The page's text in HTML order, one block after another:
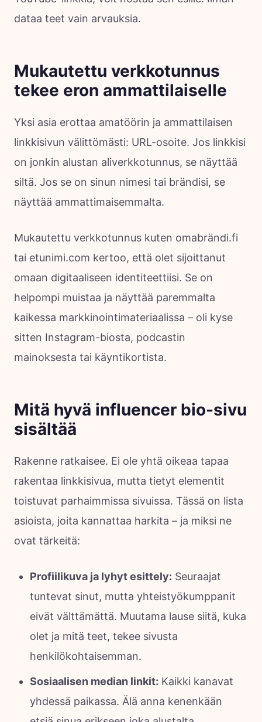
dataa teet vain arvauksia.
Mukautettu verkkotunnus
tekee eron ammattilaiselle
Yksi asia erottaa amatöörin ja ammattilaisen
linkkisivun välittömästi: URL-osoite. Jos linkkisi
on jonkin alustan aliverkkotunnus, se näyttää
siltä. Jos se on sinun nimesi tai brändisi, se
näyttää ammattimaisemmalta.
Mukautettu verkkotunnus kuten omabrändi.fi
tai etunimi.com kertoo, että olet sijoittanut
omaan digitaaliseen identiteettiisi. Se on
helpompi muistaa ja näyttää paremmalta
kaikessa markkinointimateriaalissa – oli kyse
sitten Instagram-biosta, podcastin
mainoksesta tai käyntikortista.
Mitä hyvä influencer bio-sivu
sisältää
Rakenne ratkaisee. Ei ole yhtä oikeaa tapaa
rakentaa linkkisivua, mutta tietyt elementit
toistuvat parhaimmissa sivuissa. Tässä on lista
asioista, joita kannattaa harkita – ja miksi ne
ovat tärkeitä:
Profiilikuva ja lyhyt esittely: Seuraajat
tuntevat sinut, mutta yhteistyökumppanit
eivät välttämättä. Muutama lause siitä, kuka
olet ja mitä teet, tekee sivusta
henkilökohtaisemman.
Sosiaalisen median linkit: Kaikki kanavat
yhdessä paikassa. Älä anna kenenkään